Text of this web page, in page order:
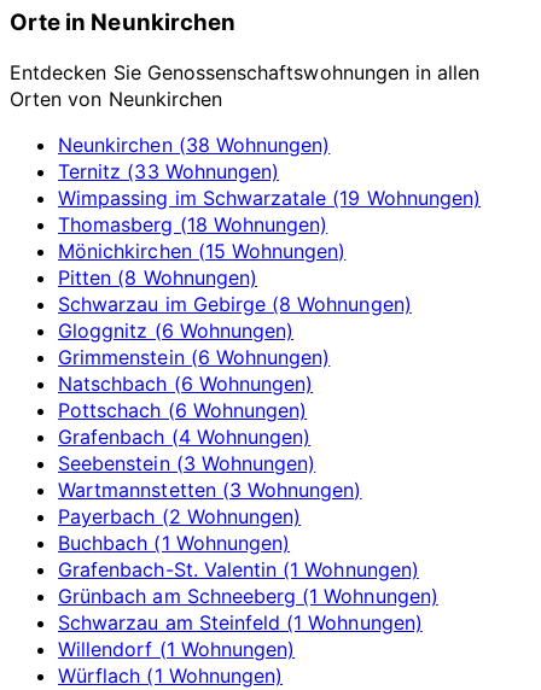
Orte in Neunkirchen
Entdecken Sie Genossenschaftswohnungen in allen
Orten von Neunkirchen
Neunkirchen (38 Wohnungen)
Ternitz (33 Wohnungen)
Wimpassing im Schwarzatale (19 Wohnungen)
Thomasberg (18 Wohnungen)
Mönichkirchen (15 Wohnungen)
Pitten (8 Wohnungen)
Schwarzau im Gebirge (8 Wohnungen)
Gloggnitz (6 Wohnungen)
Grimmenstein (6 Wohnungen)
Natschbach (6 Wohnungen)
Pottschach (6 Wohnungen)
Grafenbach (4 Wohnungen)
Seebenstein (3 Wohnungen)
Wartmannstetten (3 Wohnungen)
Payerbach (2 Wohnungen)
Buchbach (1 Wohnungen)
Grafenbach-St. Valentin (1 Wohnungen)
Grünbach am Schneeberg (1 Wohnungen)
Schwarzau am Steinfeld (1 Wohnungen)
Willendorf (1 Wohnungen)
Würflach (1 Wohnungen)